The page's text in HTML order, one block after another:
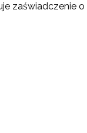
zaświadczenie